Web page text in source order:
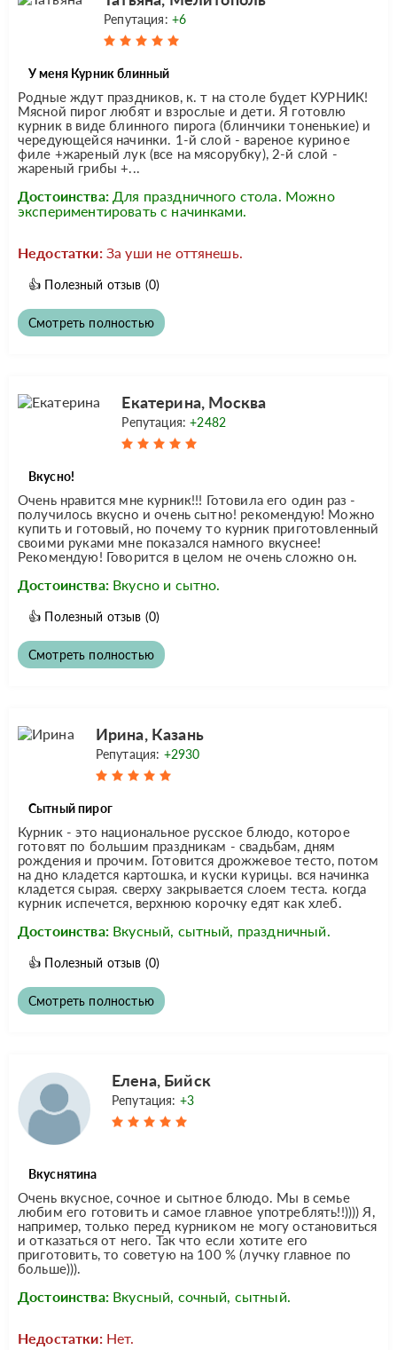
Репутация: +6
У меня Курник блинный
Родные ждут праздников, к. т на столе будет КУРНИК!
Мясной пирог любят и взрослые и дети. Я готовлю
курник в виде блинного пирога (блинчики тоненькие) и
чередующейся начинки. 1-й слой - вареное куриное
филе +жареный лук (все на мясорубку), 2-й слой -
жареный грибы +...
Достоинства: Для праздничного стола. Можно
экспериментировать с начинками.
Недостатки: За уши не оттянешь.
👍 Полезный отзыв (0)
Смотреть полностью
Екатерина, Москва
Репутация:+2482
Вкусно!
Очень нравится мне курник!!! Готовила его один раз -
получилось вкусно и очень сытно! рекомендую! Можно
купить и готовый, но почему то курник приготовленный
своими руками мне показался намного вкуснее!
Рекомендую! Говорится в целом не очень сложно он.
Достоинства: Вкусно и сытно.
👍 Полезный отзыв (0)
Смотреть полностью
Ирина, Казань
Репутация: +2930
Сытный пирог
Курник - это национальное русское блюдо, которое
готовят по большим праздникам - свадьбам, дням
рождения и прочим. Готовится дрожжевое тесто, потом
на дно кладется картошка, и куски курицы. вся начинка
кладется сырая. сверху закрывается слоем теста. когда
курник испечется, верхнюю корочку едят как хлеб.
Достоинства: Вкусный, сытный, праздничный.
👍 Полезный отзыв (0)
Смотреть полностью
Елена, Бийск
Репутация: +3
Вкуснятина
Очень вкусное, сочное и сытное блюдо. Мы в семье
любим его готовить и самое главное употреблять!!)))) Я,
например, только перед курником не могу остановиться
и отказаться от него. Так что если хотите его
приготовить, то советую на 100 % (лучку главное по
больше))).
Достоинства: Вкусный, сочный, сытный.
Недостатки: Нет.